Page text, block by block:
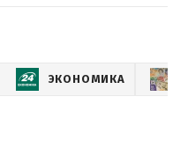
ЭКОНОМИКА